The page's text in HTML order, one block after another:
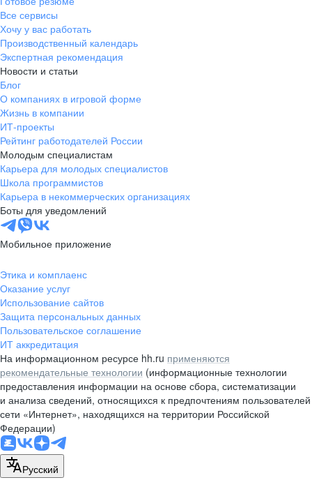
Владивосток
пер. Ланинский д. 4, офис 3.4
+7 423 202-33-28
pr@dv.hh.ru
Новосибирск
ул. Большевистская, д. 35,
помещение 21
+7 383 207-94-64
pr@nsk.hh.ru
Минск
пр-т Дзержинского, д. 57,
10 этаж, помещение 45-1
pr@rabota.by
Алматы
пр. Абая, д. 151, БЦ Алатау,
12 этаж, офис 1209
+7 727 232-13-13
pr@headhunter.com.kz
Все сервисы
Хочу у вас работать
Производственный календарь
Экспертная рекомендация
Новости и статьи
Блог
О компаниях в игровой форме
Жизнь в компании
ИТ-проекты
Рейтинг работодателей России
Молодым специалистам
Карьера для молодых специалистов
Школа программистов
Карьера в некоммерческих организациях
Боты для уведомлений
Мобильное приложение
Этика и комплаенс
Оказание услуг
Использование сайтов
Защита персональных данных
Пользовательское соглашение
ИТ аккредитация
На информационном ресурсе hh.ru применяются
рекомендательные технологии (информационные технологии
предоставления информации на основе сбора, систематизации
и анализа сведений, относящихся к предпочтениям пользователей
сети «Интернет», находящихся на территории Российской
Федерации)
Русский